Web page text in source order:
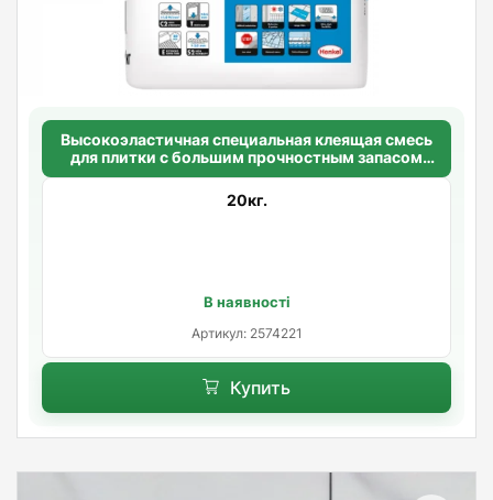
Высокоэластичная специальная клеящая смесь
для плитки с большим прочностным запасом
CERESIT CM 49 WHITE S2 PREMIUM FLEXIBLE
20кг.
В наявності
Артикул: 2574221
Купить